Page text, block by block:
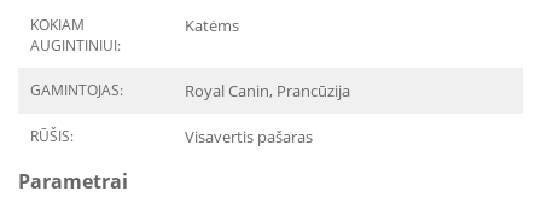
KOKIAM
AUGINTINIUI:
Katėms
GAMINTOJAS: Royal Canin, Prancūzija
RŪŠIS: Visavertis pašaras
Parametrai